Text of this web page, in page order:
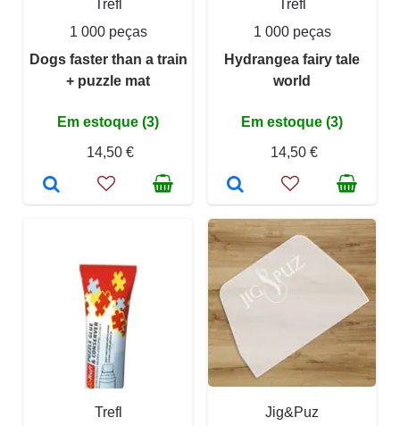
Trefl
1 000 peças
Dogs faster than a train
+ puzzle mat
Em estoque (3)
14,50 €
Trefl
1 000 peças
Hydrangea fairy tale
world
Em estoque (3)
14,50 €
Trefl Jig&Puz